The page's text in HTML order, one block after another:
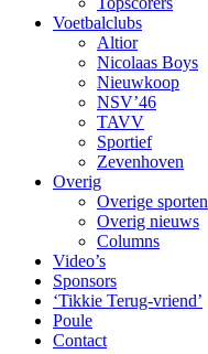
Voetbalclubs
Altior
Nicolaas Boys
Nieuwkoop
NSV’46
TAVV
Sportief
Zevenhoven
Overig
Overige sporten
Overig nieuws
Columns
Video’s
Sponsors
‘Tikkie Terug-vriend’
Poule
Contact